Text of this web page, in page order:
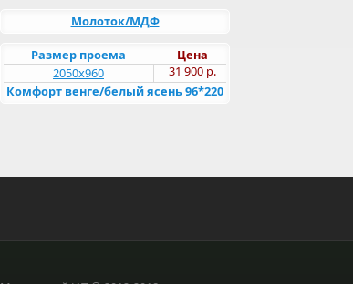
Молоток/МДФ
Цена
Размер проема
31 900 р.
2050х960
Комфорт венге/белый ясень 96*220